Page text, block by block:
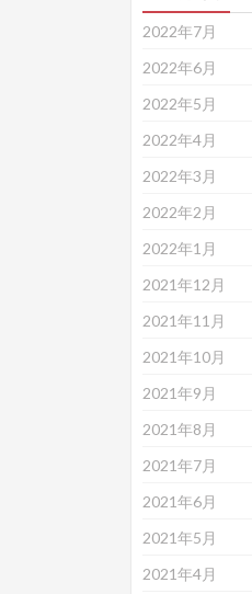
2022年7月
2022年6月
2022年5月
2022年4月
2022年3月
2022年2月
2022年1月
2021年12月
2021年11月
2021年10月
2021年9月
2021年8月
2021年7月
2021年6月
2021年5月
2021年4月